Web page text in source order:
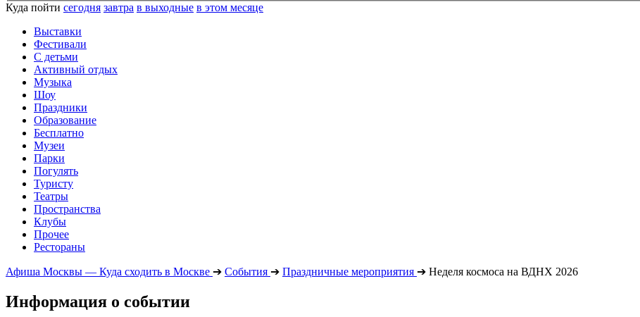
Куда пойти сегодня завтра в выходные в этом месяце
Выставки
Фестивали
С детьми
Активный отдых
Музыка
Шоу
Праздники
Образование
Бесплатно
Музеи
Парки
Погулять
Туристу
Театры
Пространства
Клубы
Прочее
Рестораны
Афиша Москвы — Куда сходить в Москве ➔ События ➔ Праздничные мероприятия ➔ Неделя космоса на ВДНХ 2026
Информация о событии